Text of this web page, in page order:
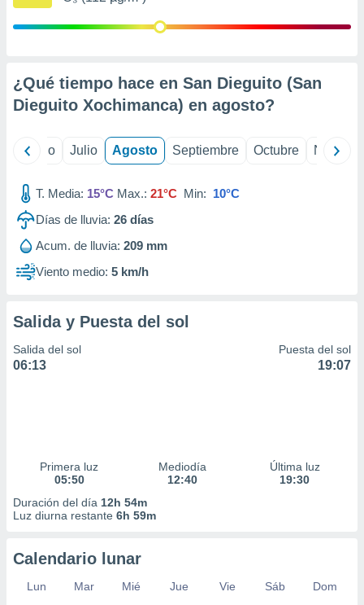
publicidad
publicidad
1199
¿Qué tiempo hace en San Dieguito (San
Dieguito Xochimanca) en agosto?
Junio Julio Agosto Septiembre Octubre
T. Media: 15°C Max.: 21°C Min: 10°C
Días de lluvia: 26 días
Acum. de lluvia: 209 mm
Viento medio: 5 km/h
Salida y Puesta del sol
Salida del sol
06:13
Puesta del sol
19:07
Primera luz
05:50
Mediodía
12:40
Última luz
19:30
Duración del día 12h 54m
Luz diurna restante 6h 59m
Calendario lunar
Lun Mar Mié Jue Vie Sáb
Dom